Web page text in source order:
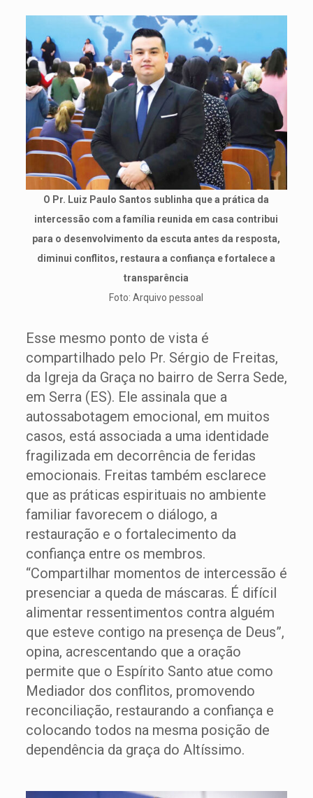
O Pr. Luiz Paulo Santos sublinha que a prática da
intercessão com a família reunida em casa contribui
para o desenvolvimento da escuta antes da resposta,
diminui conflitos, restaura a confiança e fortalece a
transparência
Foto: Arquivo pessoal
Esse mesmo ponto de vista é
compartilhado pelo Pr. Sérgio de Freitas,
da Igreja da Graça no bairro de Serra Sede,
em Serra (ES). Ele assinala que a
autossabotagem emocional, em muitos
casos, está associada a uma identidade
fragilizada em decorrência de feridas
emocionais. Freitas também esclarece
que as práticas espirituais no ambiente
familiar favorecem o diálogo, a
restauração e o fortalecimento da
confiança entre os membros.
“Compartilhar momentos de intercessão é
presenciar a queda de máscaras. É difícil
alimentar ressentimentos contra alguém
que esteve contigo na presença de Deus”,
opina, acrescentando que a oração
permite que o Espírito Santo atue como
Mediador dos conflitos, promovendo
reconciliação, restaurando a confiança e
colocando todos na mesma posição de
dependência da graça do Altíssimo.